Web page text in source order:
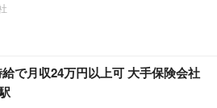
給で月収24万円以上可 大手保険会社